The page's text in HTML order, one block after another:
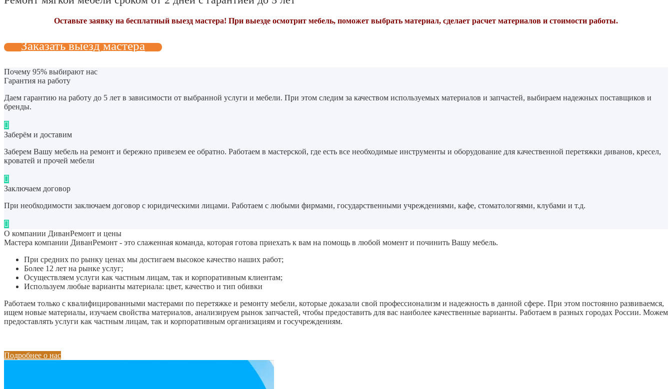
Оставьте заявку на бесплатный выезд мастера! При выезде осмотрит мебель, поможет выбрать материал, сделает расчет материалов и стоимости работы.
Заказать выезд мастера
Почему 95% выбирают нас
Гарантия на работу
Даем гарантию на работу до 5 лет в зависимости от выбранной услуги и мебели. При этом следим за качеством используемых материалов и запчастей, выбираем надежных поставщиков и
бренды.
Заберём и доставим
Заберем Вашу мебель на ремонт и бережно привезем ее обратно. Работаем в мастерской, где есть все необходимые инструменты и оборудование для качественной перетяжки диванов, кресел,
кроватей и прочей мебели
Заключаем договор
При необходимости заключаем договор с юридическими лицами. Работаем с любыми фирмами, государственными учреждениями, кафе, стоматологяями, клубами и т.д.
О компании ДиванРемонт и цены
Мастера компании ДиванРемонт - это слаженная команда, которая готова приехать к вам на помощь в любой момент и починить Вашу мебель.
При средних по рынку ценах мы достигаем высокое качество наших работ;
Более 12 лет на рынке услуг;
Осуществляем услуги как частным лицам, так и корпоративным клиентам;
Используем любые варианты материала: цвет, качество и тип обивки
Работаем только с квалифицированными мастерами по перетяжке и ремонту мебели, которые доказали свой профессионализм и надежность в данной сфере. При этом постоянно развиваемся,
ищем новые материалы, изучаем свойства материалов, анализируем рынок запчастей, чтобы предоставить для вас наиболее качественные варианты. Работаем в разных городах России. Можем
предоставлять услуги как частным лицам, так и корпоративным организациям и госучреждениям.
Подробнее о нас